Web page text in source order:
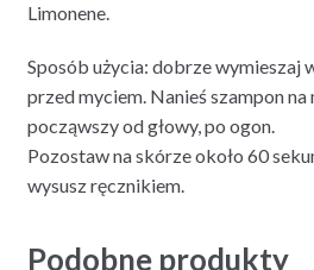
Limonene.
Sposób użycia: dobrze wymieszaj
przed myciem. Nanieś szampon
począwszy od głowy, po ogon.
Pozostaw na skórze około 60
wysusz ręcznikiem.
Podobne produkty